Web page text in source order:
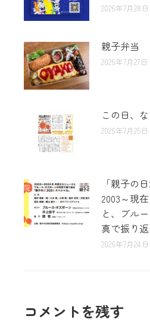
2026年7月28日
親子弁当
2026年7月27日
この日、
2026年7月25日
「親子の
2003～現
と、ブル
真で振り
2026年7月24日
コメントを残す